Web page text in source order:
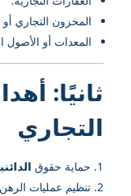
المخزون التجاري أو
المعدات أو الأصول
ثانيًا:
التجاري
حماية حقوق
تنظيم عمليات